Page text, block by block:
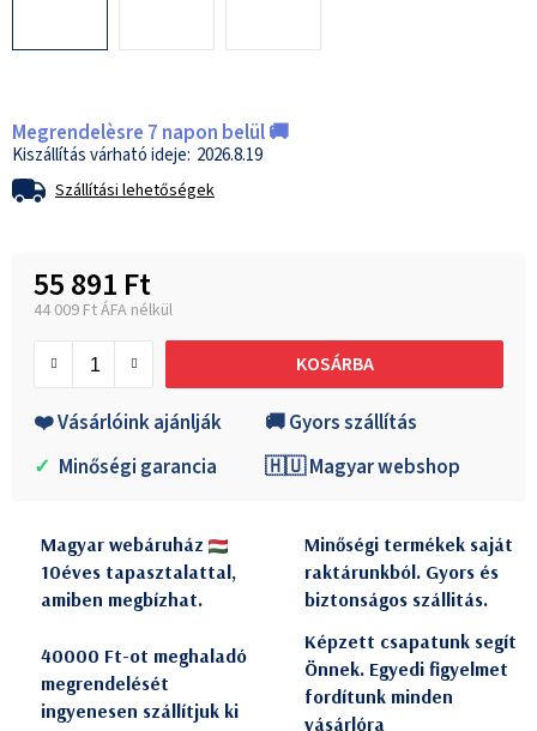
Megrendelèsre 7 napon belül 🚚
2026.8.19
Szállítási lehetőségek
55 891 Ft
44 009 Ft ÁFA nélkül
KOSÁRBA
❤️ Vásárlóink ajánlják
🚚 Gyors szállítás
✓ Minőségi garancia 🇭🇺 Magyar webshop
Magyar webáruház
10éves tapasztalattal,
amiben megbízhat.
Minőségi termékek saját
raktárunkból. Gyors és
biztonságos szállitás.
40000 Ft-ot meghaladó
megrendelését
ingyenesen szállítjuk ki
Képzett csapatunk segít
Önnek. Egyedi figyelmet
fordítunk minden
vásárlóra